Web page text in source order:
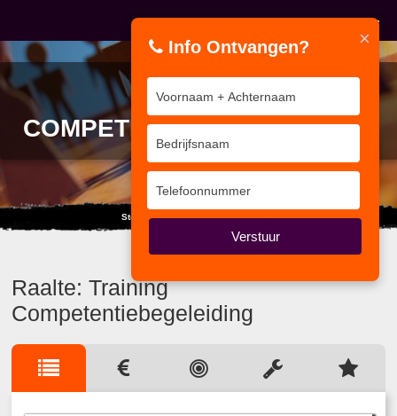
TRAINING
COMPETENTIEBEGELEIDING
Stoot je hoofd niet tegen de wolken.
Raalte: Training
Competentiebegeleiding
×
Info Ontvangen?
Verstuur